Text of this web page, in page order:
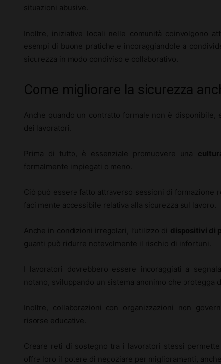
situazioni abusive.
Inoltre, iniziative locali nelle comunità coinvolgono
esempi di buone pratiche e incoraggiandole a
sicurezza in modo condiviso e collaborativo.
Come migliorare la sicurezza
Anche quando un contratto formale non è
dei lavoratori.
Prima di tutto, è essenziale promuovere una
formalmente impiegati o meno.
Ciò può essere fatto attraverso sessioni di formazione
facilmente accessibile relativa alla sicurezza sul lavoro.
Anche in condizioni irregolari, l’utilizzo di dispositivi di
guanti può ridurre notevolmente il rischio di infortuni.
I lavoratori dovrebbero essere incoraggiati a
notano, sviluppando un sistema anonimo che protegga
Inoltre, collaborazioni con organizzazioni non
risorse educative.
Creare reti di sostegno tra i lavoratori stessi
offre loro il potere di negoziare per miglioramenti,